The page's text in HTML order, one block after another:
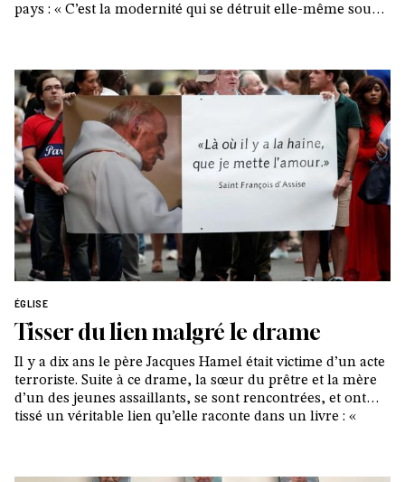
pays : « C’est la modernité qui se détruit elle-même sous
ÉGLISE
Tisser du lien malgré le drame
Il y a dix ans le père Jacques Hamel était victime d’un acte
terroriste. Suite à ce drame, la sœur du prêtre et la mère
d’un des jeunes assaillants, se sont rencontrées, et ont
tissé un véritable lien qu’elle raconte dans un livre : «